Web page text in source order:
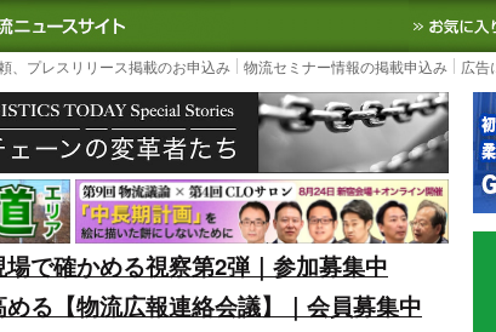
｜国内最大の物流ニュースサイト3PL, SCMなど国内外の最
、プレスリリース掲載のお申込み 物流セミナー情報の掲載申込み 広告
で確かめる視察第2弾｜参加募集中
る【物流広報連絡会議】｜会員募集中